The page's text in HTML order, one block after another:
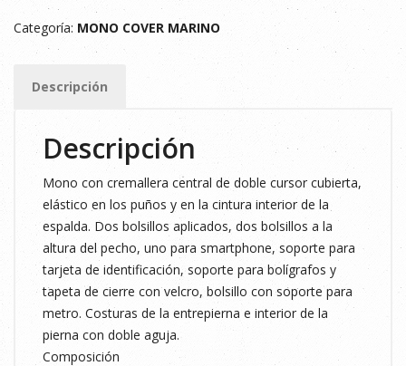
SANFOR
TWIL
AZUL
Categoría: MONO COVER MARINO
Descripción
Descripción
Mono con cremallera central de doble cursor cubierta,
elástico en los puños y en la cintura interior de la
espalda. Dos bolsillos aplicados, dos bolsillos a la
altura del pecho, uno para smartphone, soporte para
tarjeta de identificación, soporte para bolígrafos y
tapeta de cierre con velcro, bolsillo con soporte para
metro. Costuras de la entrepierna e interior de la
pierna con doble aguja.
Composición